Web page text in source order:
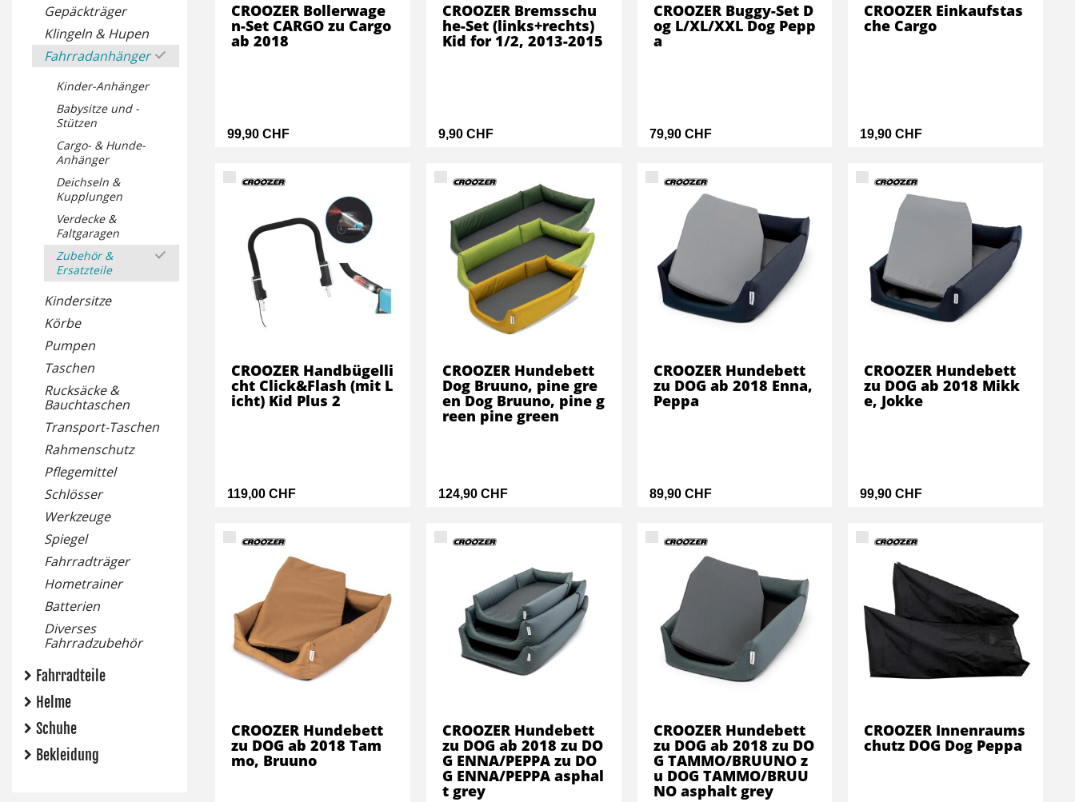
Gepäckträger
Klingeln & Hupen
Fahrradanhänger
Kinder-Anhänger
Babysitze und -
Stützen
Cargo- & Hunde-
Anhänger
Deichseln &
Kupplungen
Verdecke &
Faltgaragen
Zubehör &
Ersatzteile
Kindersitze
Körbe
Pumpen
Taschen
Rucksäcke &
Bauchtaschen
Transport-Taschen
Rahmenschutz
Pflegemittel
Schlösser
Werkzeuge
Spiegel
Fahrradträger
Hometrainer
Batterien
Diverses
Fahrradzubehör
Fahrradteile
Helme
Schuhe
Bekleidung
99,90 CHF
CROOZER Bollerwage
n-Set CARGO zu Cargo
ab 2018
9,90 CHF
CROOZER Bremsschu
he-Set (links+rechts)
Kid for 1/2, 2013-2015
79,90 CHF
CROOZER Buggy-Set D
og L/XL/XXL Dog Pepp
a
19,90 CHF
CROOZER Einkaufstas
che Cargo
119,00 CHF
CROOZER Handbügelli
cht Click&Flash (mit L
icht) Kid Plus 2
124,90 CHF
CROOZER Hundebett
Dog Bruuno, pine gre
en Dog Bruuno, pine g
reen pine green
89,90 CHF
CROOZER Hundebett
zu DOG ab 2018 Enna,
Peppa
99,90 CHF
CROOZER Hundebett
zu DOG ab 2018 Mikk
e, Jokke
CROOZER Hundebett
zu DOG ab 2018 Tam
mo, Bruuno
CROOZER Hundebett
zu DOG ab 2018 zu DO
G ENNA/PEPPA zu DO
G ENNA/PEPPA asphal
t grey
CROOZER Hundebett
zu DOG ab 2018 zu DO
G TAMMO/BRUUNO z
u DOG TAMMO/BRUU
NO asphalt grey
CROOZER Innenraums
chutz DOG Dog Peppa